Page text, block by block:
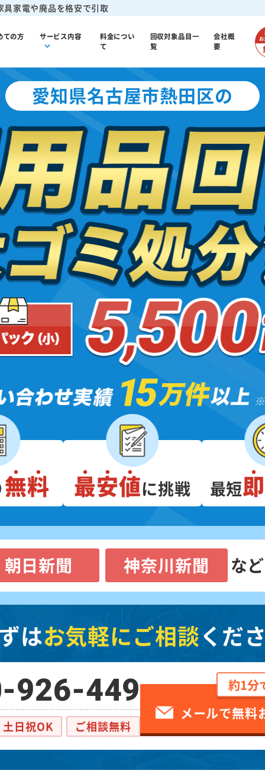
具家電や廃品を格安で引取
ての方 サービス内容
料金につい
て
回収対象品目一
覧
会社概
要
愛知県名古屋市熱田区の
無料 最安値に挑戦 最短
朝日新聞 神奈川新聞 な
はお気軽にご相談くだ
926-449
土日祝OK ご相談無料
約1分
メールで無料